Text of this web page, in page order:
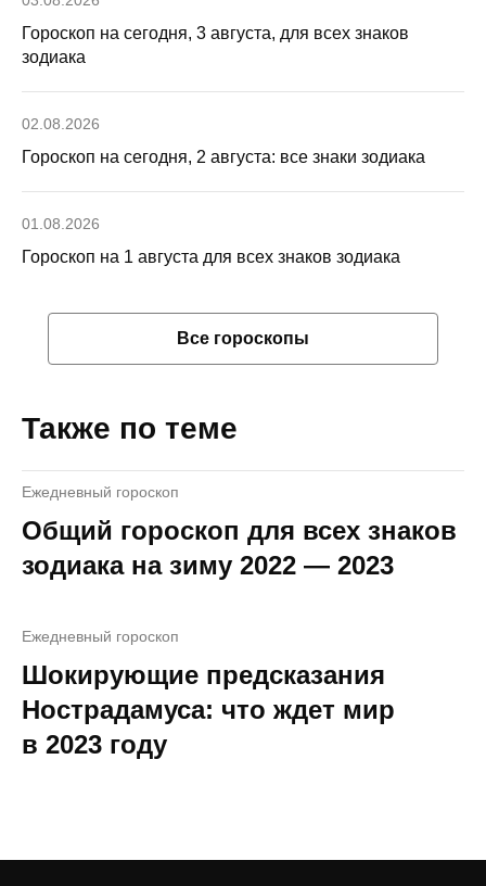
Гороскоп на сегодня, 3 августа, для всех знаков
зодиака
02.08.2026
Гороскоп на сегодня, 2 августа: все знаки зодиака
01.08.2026
Гороскоп на 1 августа для всех знаков зодиака
Все гороскопы
Также по теме
Ежедневный гороскоп
Общий гороскоп для всех знаков
зодиака на зиму 2022 — 2023
Ежедневный гороскоп
Шокирующие предсказания
Нострадамуса: что ждет мир
в 2023 году